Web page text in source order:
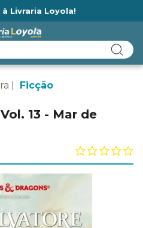
Livraria Loyola!
Ficção
13 - Mar de